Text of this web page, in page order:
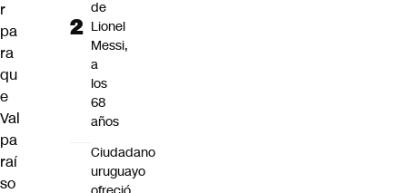
r
pa
ra
qu
e
Val
pa
raí
so
de
Lionel
Messi,
a
los
68
años
Ciudadano
uruguayo